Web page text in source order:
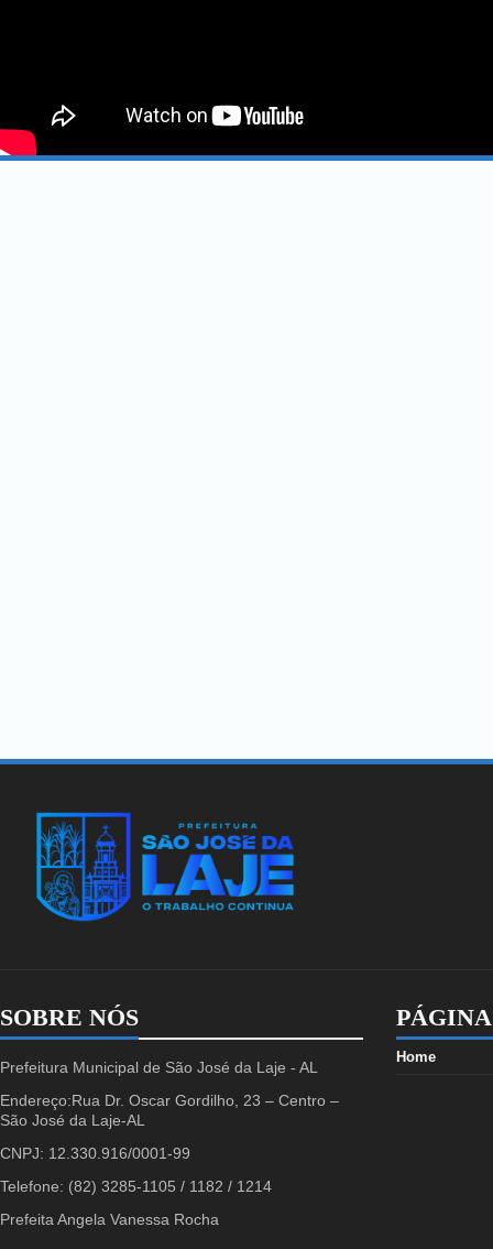
SOBRE NÓS
Prefeitura Municipal de São José da Laje - AL
Endereço:Rua Dr. Oscar Gordilho, 23 – Centro –
São José da Laje-AL
CNPJ: 12.330.916/0001-99
Telefone: (82) 3285-1105 / 1182 / 1214
Prefeita Angela Vanessa Rocha
Home